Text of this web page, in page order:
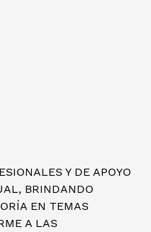
Y DE APOYO
BRINDANDO
EN TEMAS
A LAS